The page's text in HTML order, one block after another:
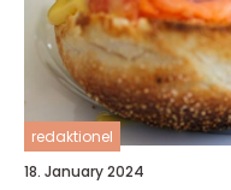
redaktionel
18. January 2024